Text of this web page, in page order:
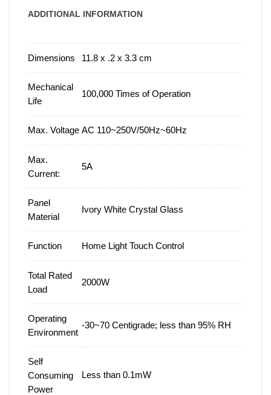
ADDITIONAL INFORMATION
Dimensions 11.8 x .2 x 3.3 cm
Mechanical
Life
100,000 Times of Operation
Max. Voltage AC 110~250V/50Hz~60Hz
Max.
Current:
5A
Panel
Material
Ivory White Crystal Glass
Function Home Light Touch Control
Total Rated
Load
2000W
Operating
Environment
-30~70 Centigrade; less than 95% RH
Self
Consuming
Power
Less than 0.1mW